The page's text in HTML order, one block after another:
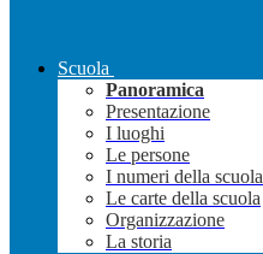
Scuola
Panoramica
Presentazione
I luoghi
Le persone
I numeri della scuola
Le carte della scuola
Organizzazione
La storia